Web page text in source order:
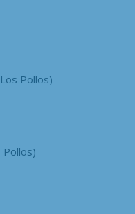
Pollos)
Pollos)